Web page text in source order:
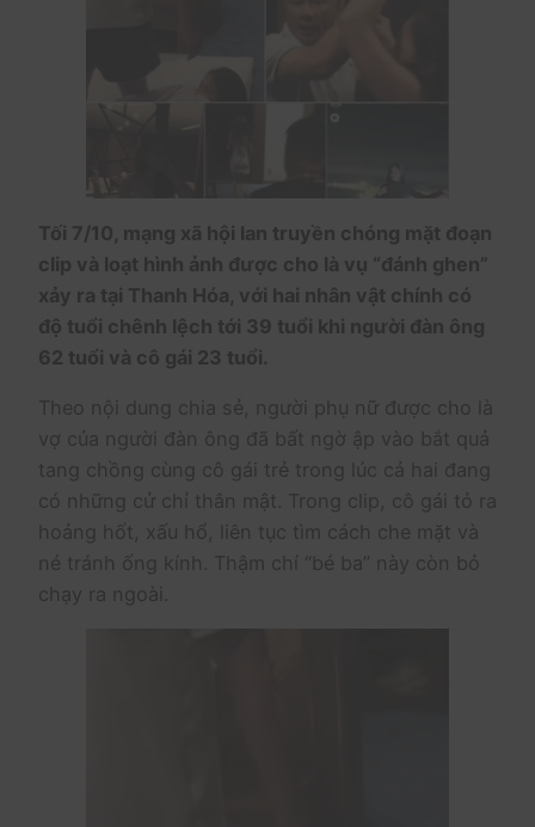
Tối 7/10, mạng xã hội lan truyền chóng mặt đoạn
clip và loạt hình ảnh được cho là vụ “đánh ghen”
xảy ra tại Thanh Hóa, với hai nhân vật chính có
độ tuổi chênh lệch tới 39 tuổi khi người đàn ông
62 tuổi và cô gái 23 tuổi.
Theo nội dung chia sẻ, người phụ nữ được cho là
vợ của người đàn ông đã bất ngờ ập vào bắt quả
tang chồng cùng cô gái trẻ trong lúc cả hai đang
có những cử chỉ thân mật. Trong clip, cô gái tỏ ra
hoảng hốt, xấu hổ, liên tục tìm cách che mặt và
né tránh ống kính. Thậm chí “bé ba” này còn bỏ
chạy ra ngoài.